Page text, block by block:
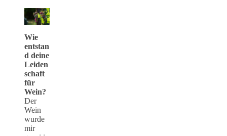
Wie
entstan
d deine
Leiden
schaft
für
Wein?
Der
Wein
wurde
mir